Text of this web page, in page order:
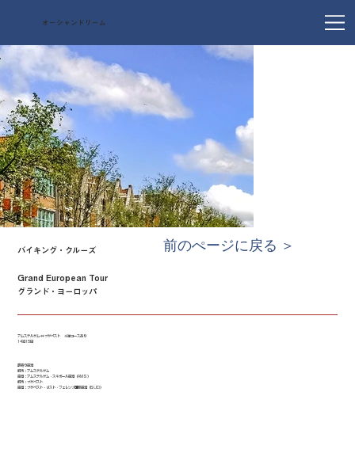
オーシャンドリーム
バイキング・クルーズ
Grand European Tour
グランド・ヨーロッパ
アムステルダム ⇔ ブダペスト ※逆コースあり
14泊15日
最寄り空港
都市：アムステルダム
空港：アムステルダム・スキポール空港（AMS）
都市：ブダペスト
空港：ブダペスト・リスト・フェレンツ国際空港（BUD）
前のぺージに戻る ＞